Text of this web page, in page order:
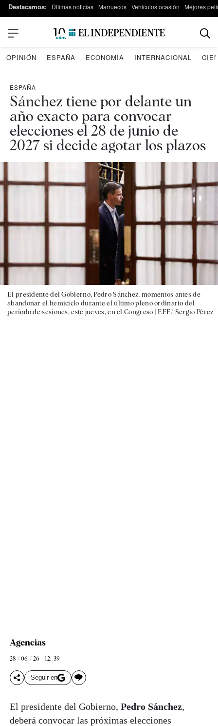
Destacamos: Últimas noticias Marruecos Vehículos ocasión Mejores
OPINIÓN ESPAÑA ECONOMÍA INTERNACIONAL
ESPAÑA
Sánchez tiene por delante un
año exacto para convocar
elecciones el 28 de junio de
2027 si decide agotar los plazos
El presidente del Gobierno, Pedro Sánchez, momentos antes de
abandonar el hemiciclo durante el último pleno ordinario del
período de sesiones, este jueves, en el Congreso |EFE/ Sergio Pérez
Agencias
28 / 06 / 26 - 12: 39
Seguir en
El presidente del Gobierno, Pedro Sánchez,
deberá convocar las próximas elecciones